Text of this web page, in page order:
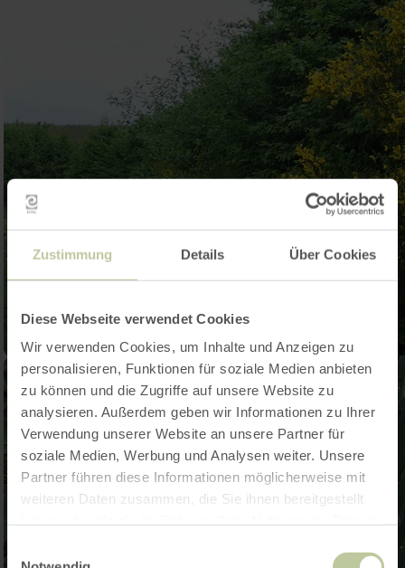
Zustimmung Details Über Cookies
Diese Webseite verwendet Cookies
Wir verwenden Cookies, um Inhalte und Anzeigen zu
personalisieren, Funktionen für soziale Medien anbieten
zu können und die Zugriffe auf unsere Website zu
analysieren. Außerdem geben wir Informationen zu Ihrer
Verwendung unserer Website an unsere Partner für
soziale Medien, Werbung und Analysen weiter. Unsere
Partner führen diese Informationen möglicherweise mit
weiteren Daten zusammen, die Sie ihnen bereitgestellt